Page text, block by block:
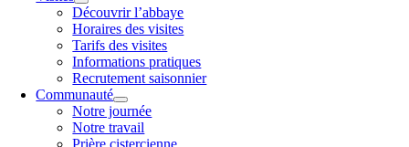
Découvrir l’abbaye
Horaires des visites
Tarifs des visites
Informations pratiques
Recrutement saisonnier
Communauté
Notre journée
Notre travail
Prière cistercienne